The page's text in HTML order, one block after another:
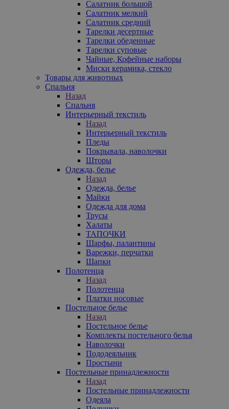
Салатник большой
Салатник мелкий
Салатник средний
Тарелки десертные
Тарелки обеденные
Тарелки суповые
Чайные, Кофейные наборы
Миски керамика, стекло
Товары для животных
Спальня
Назад
Спальня
Интерьерный текстиль
Назад
Интерьерный текстиль
Пледы
Покрывала, наволочки
Шторы
Одежда, белье
Назад
Одежда, белье
Майки
Одежда для дома
Трусы
Халаты
ТАПОЧКИ
Шарфы, палантины
Варежки, перчатки
Шапки
Полотенца
Назад
Полотенца
Платки носовые
Постельное белье
Назад
Постельное белье
Комплекты постельного белья
Наволочки
Пододеяльник
Простыни
Постельные принадлежности
Назад
Постельные принадлежности
Одеяла